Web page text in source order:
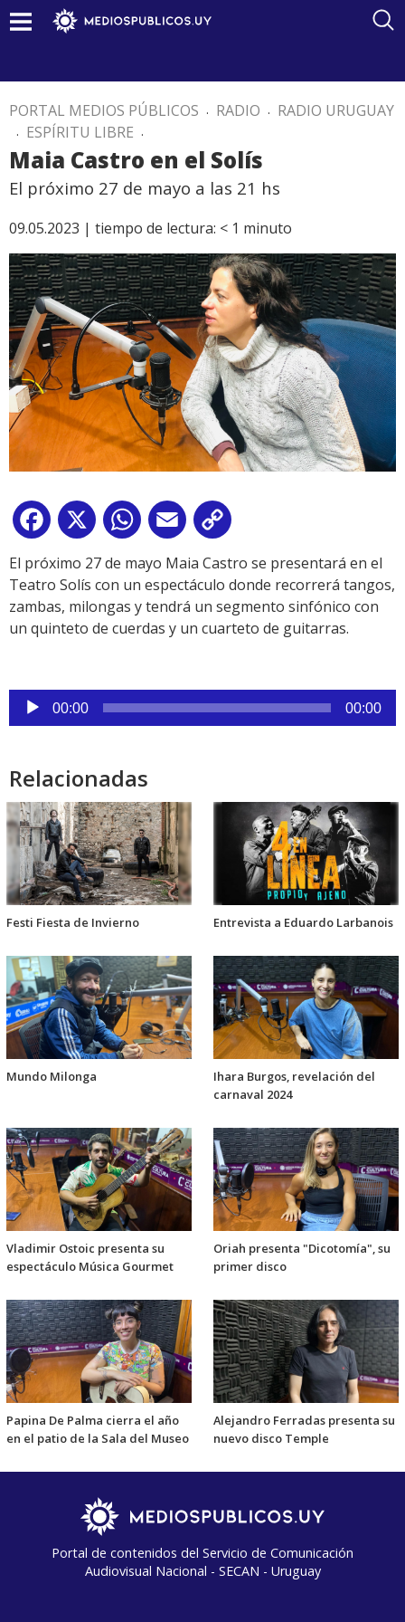
PORTAL MEDIOS PÚBLICOS . RADIO . RADIO URUGUAY
. ESPÍRITU LIBRE .
Maia Castro en el Solís
El próximo 27 de mayo a las 21 hs
09.05.2023 | tiempo de lectura: < 1 minuto
Facebook
X WhatsApp
Email
Link
El próximo 27 de mayo Maia Castro se presentará en el
Teatro Solís con un espectáculo donde recorrerá tangos,
zambas, milongas y tendrá un segmento sinfónico con
un quinteto de cuerdas y un cuarteto de guitarras.
Reproductor
de
00:00 00:00
Relacionadas
Festi Fiesta de Invierno Entrevista a Eduardo Larbanois
Mundo Milonga
Ihara Burgos, revelación del
carnaval 2024
Vladimir Ostoic presenta su
espectáculo Música Gourmet
Oriah presenta "Dicotomía", su
primer disco
Papina De Palma cierra el año
en el patio de la Sala del Museo
Alejandro Ferradas presenta su
nuevo disco Temple
Portal de contenidos del Servicio de Comunicación
Audiovisual Nacional - SECAN - Uruguay